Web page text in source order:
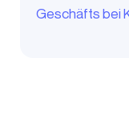
Geschäfts bei